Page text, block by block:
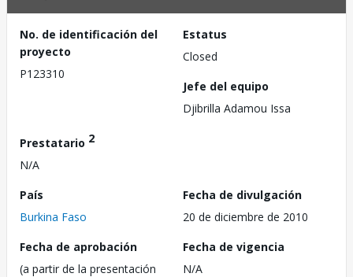
No. de identificación del
proyecto
P123310
Estatus
Closed
Jefe del equipo
Djibrilla Adamou Issa
Prestatario 2
N/A
País
Burkina Faso
Fecha de divulgación
20 de diciembre de 2010
Fecha de aprobación
(a partir de la presentación
Fecha de vigencia
N/A